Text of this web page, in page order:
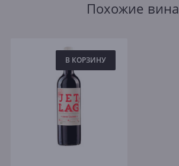
Похожие вина
В КОРЗИНУ